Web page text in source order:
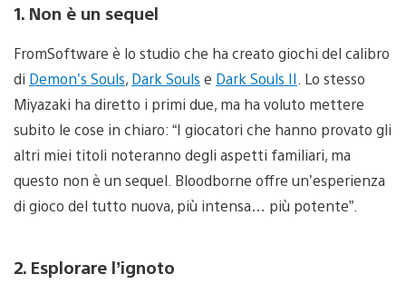
1. Non è un sequel
FromSoftware è lo studio che ha creato giochi del calibro
di Demon’s Souls, Dark Souls e Dark Souls II. Lo stesso
Miyazaki ha diretto i primi due, ma ha voluto mettere
subito le cose in chiaro: “I giocatori che hanno provato gli
altri miei titoli noteranno degli aspetti familiari, ma
questo non è un sequel. Bloodborne offre un’esperienza
di gioco del tutto nuova, più intensa… più potente”.
2. Esplorare l’ignoto